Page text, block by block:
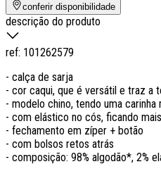
conferir disponibilidade
descrição do produto
ref: 101262579
- calça de sarja
- cor caqui, que é versátil e traz a
- modelo chino, tendo uma carinha
- com elástico no cós, ficando
- fechamento em zíper + botão
- com bolsos retos atrás
- composição: 98% algodão*, 2%